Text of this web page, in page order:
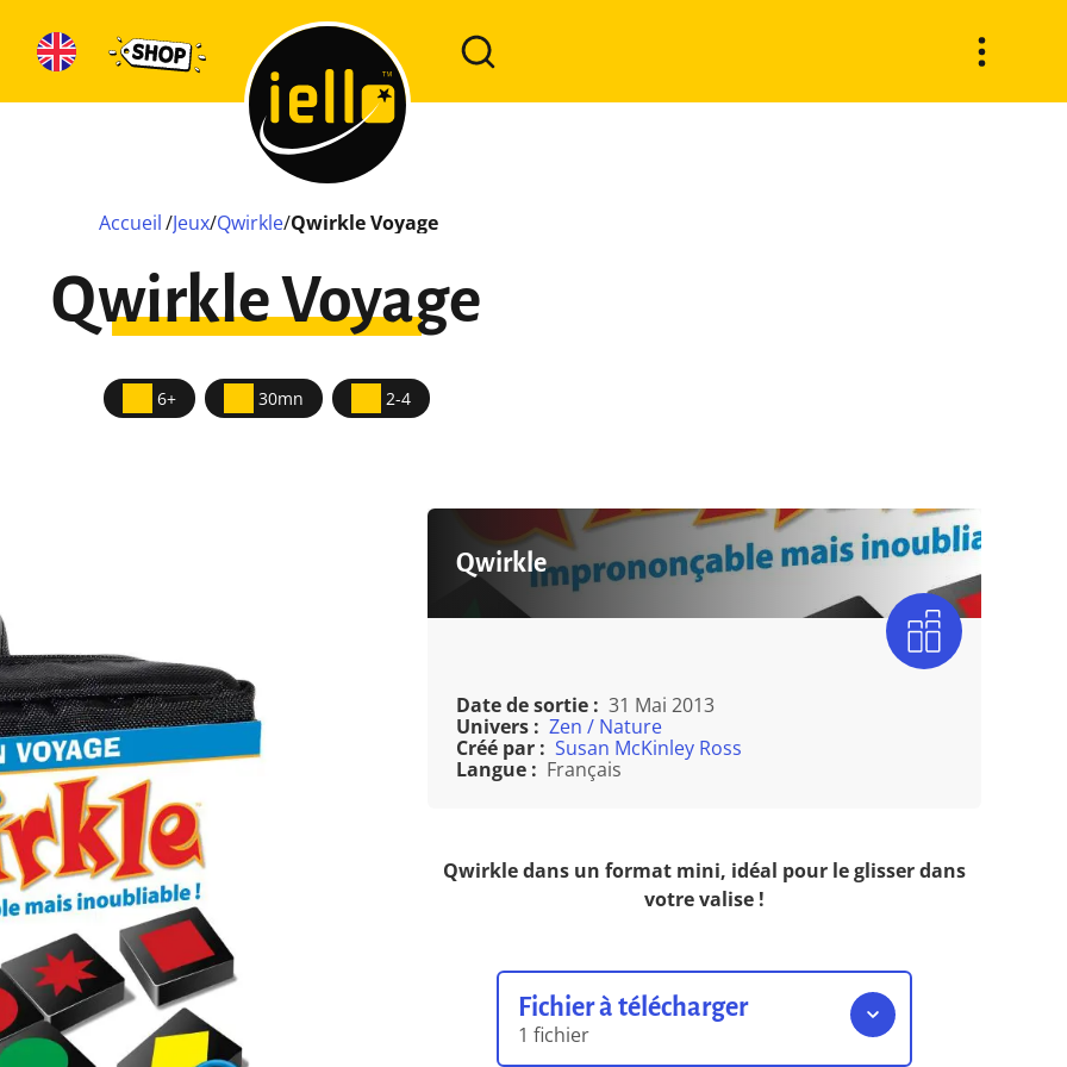
Accueil /Jeux/Qwirkle/Qwirkle Voyage
Qwirkle Voyage
6+ 30mn 2-4
Qwirkle
Date de sortie : 31 Mai 2013
Univers : Zen / Nature
Créé par : Susan McKinley Ross
Langue : Français
Qwirkle dans un format mini, idéal pour le glisser dans
votre valise !
Fichier à télécharger
1 fichier